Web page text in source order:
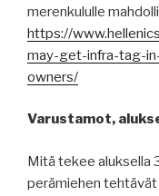
merenkululle
https://
may-get-infra-tag-
owners/
Varustamot,
Mitä tekee aluksella
perämiehen